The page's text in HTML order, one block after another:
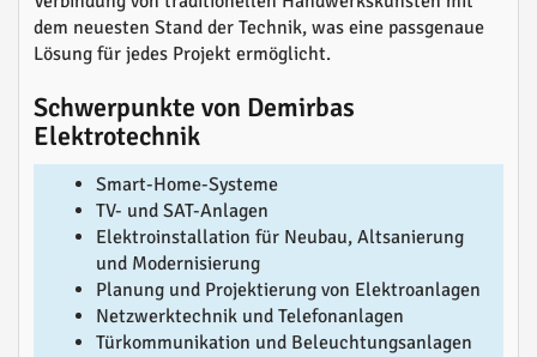
dem neuesten Stand der Technik, was eine passgenaue
Lösung für jedes Projekt ermöglicht.
Schwerpunkte von Demirbas
Elektrotechnik
Smart-Home-Systeme
TV- und SAT-Anlagen
Elektroinstallation für Neubau, Altsanierung
und Modernisierung
Planung und Projektierung von Elektroanlagen
Netzwerktechnik und Telefonanlagen
Türkommunikation und Beleuchtungsanlagen